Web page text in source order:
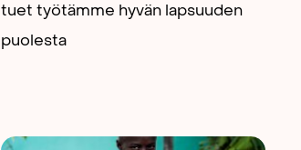
tuet työtämme hyvän lapsuuden
puolesta